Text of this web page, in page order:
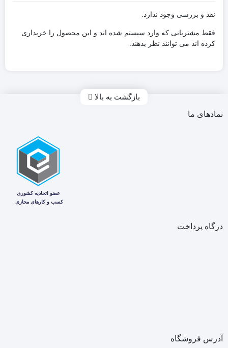
نقد و بررسی وجود ندارد.
فقط مشتریانی که وارد سیستم شده اند و این محصول را خریداری
کرده اند می توانند نظر بدهند.
بازگشت به بالا
نمادهای ما
درگاه پرداخت
آدرس فروشگاه